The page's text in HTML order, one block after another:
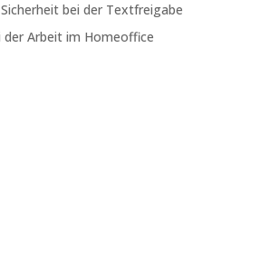
bei der Textfreigabe
Arbeit im Homeoffice